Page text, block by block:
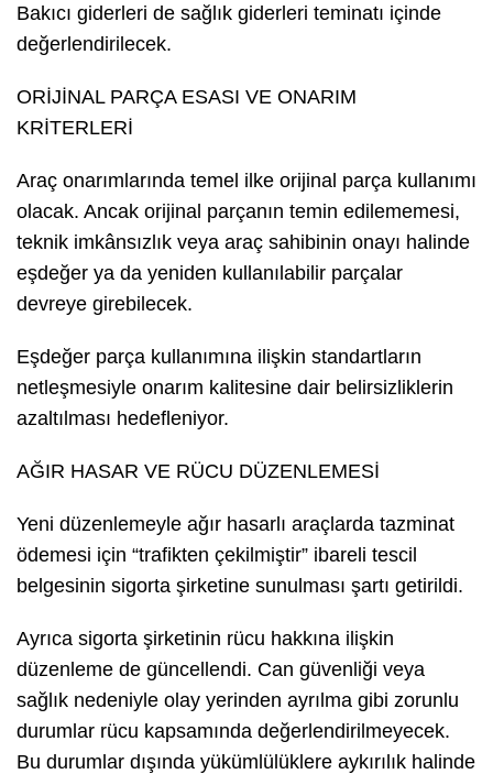
Bakıcı giderleri de sağlık giderleri teminatı içinde
değerlendirilecek.
ORİJİNAL PARÇA ESASI VE ONARIM
KRİTERLERİ
Araç onarımlarında temel ilke orijinal parça kullanımı
olacak. Ancak orijinal parçanın temin edilememesi,
teknik imkânsızlık veya araç sahibinin onayı halinde
eşdeğer ya da yeniden kullanılabilir parçalar
devreye girebilecek.
Eşdeğer parça kullanımına ilişkin standartların
netleşmesiyle onarım kalitesine dair belirsizliklerin
azaltılması hedefleniyor.
AĞIR HASAR VE RÜCU DÜZENLEMESİ
Yeni düzenlemeyle ağır hasarlı araçlarda tazminat
ödemesi için “trafikten çekilmiştir” ibareli tescil
belgesinin sigorta şirketine sunulması şartı getirildi.
Ayrıca sigorta şirketinin rücu hakkına ilişkin
düzenleme de güncellendi. Can güvenliği veya
sağlık nedeniyle olay yerinden ayrılma gibi zorunlu
durumlar rücu kapsamında değerlendirilmeyecek.
Bu durumlar dışında yükümlülüklere aykırılık halinde